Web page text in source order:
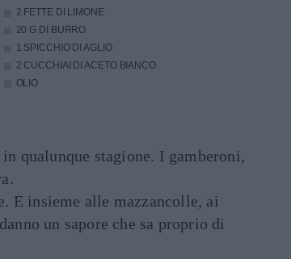
2 FETTE DI LIMONE
20 G DI BURRO
1 SPICCHIO DI AGLIO
2 CUCCHIAI DI ACETO BIANCO
OLIO
qualunque stagione. I gamberoni,
E insieme alle mazzancolle, ai
un sapore che sa proprio di